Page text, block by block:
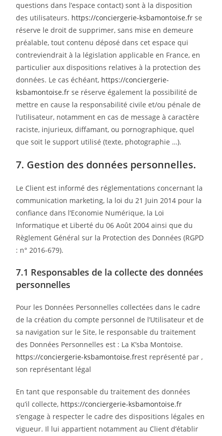
questions dans l’espace contact) sont à la disposition
des utilisateurs. https://conciergerie-ksbamontoise.fr se
réserve le droit de supprimer, sans mise en demeure
préalable, tout contenu déposé dans cet espace qui
contreviendrait à la législation applicable en France, en
particulier aux dispositions relatives à la protection des
données. Le cas échéant, https://conciergerie-
ksbamontoise.fr se réserve également la possibilité de
mettre en cause la responsabilité civile et/ou pénale de
l’utilisateur, notamment en cas de message à caractère
raciste, injurieux, diffamant, ou pornographique, quel
que soit le support utilisé (texte, photographie …).
7. Gestion des données personnelles.
Le Client est informé des réglementations concernant la
communication marketing, la loi du 21 Juin 2014 pour la
confiance dans l’Economie Numérique, la Loi
Informatique et Liberté du 06 Août 2004 ainsi que du
Règlement Général sur la Protection des Données (RGPD
: n° 2016-679).
7.1 Responsables de la collecte des données
personnelles
Pour les Données Personnelles collectées dans le cadre
de la création du compte personnel de l’Utilisateur et de
sa navigation sur le Site, le responsable du traitement
des Données Personnelles est : La K’sba Montoise.
https://conciergerie-ksbamontoise.frest représenté par ,
son représentant légal
En tant que responsable du traitement des données
qu’il collecte, https://conciergerie-ksbamontoise.fr
s’engage à respecter le cadre des dispositions légales en
vigueur. Il lui appartient notamment au Client d’établir